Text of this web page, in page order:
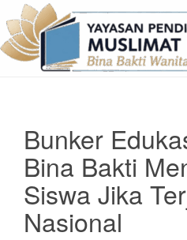
Bunker
Bina Bakti
Siswa Jika
Nasional